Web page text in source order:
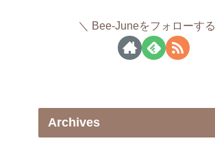
Bee-Juneをフォローする
Archives